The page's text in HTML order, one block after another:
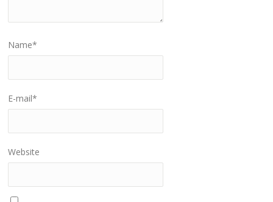
Name*
E-mail*
Website